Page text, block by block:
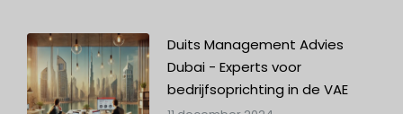
Duits Management Advies
Dubai - Experts voor
bedrijfsoprichting in de VAE